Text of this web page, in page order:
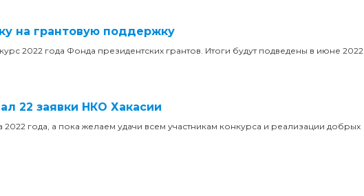
на грантовую поддержку
2022 года Фонда президентских грантов. Итоги будут подведены в июне 2022
22 заявки НКО Хакасии
года, а пока желаем удачи всем участникам конкурса и реализации добрых